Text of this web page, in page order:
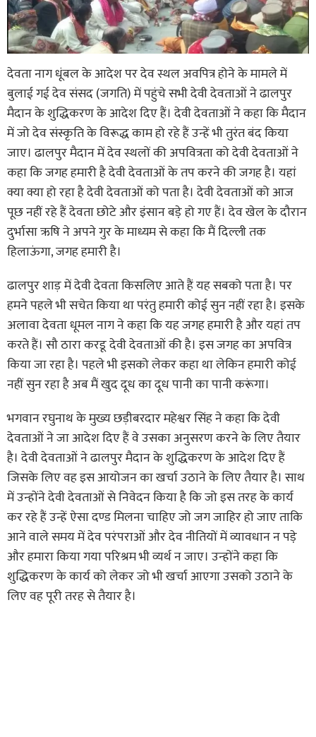
देवता नाग धूंबल के आदेश पर देव स्थल अवपित्र होने के मामले में
बुलाई गई देव संसद (जगति) में पहुंचे सभी देवी देवताओं ने ढालपुर
मैदान के शुद्धिकरण के आदेश दिए हैं। देवी देवताओं ने कहा कि मैदान
में जो देव संस्कृति के विरूद्ध काम हो रहे हैं उन्हें भी तुरंत बंद किया
जाए। ढालपुर मैदान में देव स्थलों की अपवित्रता को देवी देवताओं ने
कहा कि जगह हमारी है देवी देवताओं के तप करने की जगह है। यहां
क्या क्या हो रहा है देवी देवताओं को पता है। देवी देवताओं को आज
पूछ नहीं रहे हैं देवता छोटे और इंसान बडे़ हो गए हैं। देव खेल के दौरान
दुर्भासा ऋषि ने अपने गुर के माध्यम से कहा कि मैं दिल्ली तक
हिलाऊंगा, जगह हमारी है।
ढालपुर शाड़ में देवी देवता किसलिए आते हैं यह सबको पता है। पर
हमने पहले भी सचेत किया था परंतु हमारी कोई सुन नहीं रहा है। इसके
अलावा देवता धूमल नाग ने कहा कि यह जगह हमारी है और यहां तप
करते हैं। सौ ठारा करडू देवी देवताओं की है। इस जगह का अपवित्र
किया जा रहा है। पहले भी इसको लेकर कहा था लेकिन हमारी कोई
नहीं सुन रहा है अब मैं खुद दूध का दूध पानी का पानी करूंगा।
भगवान रघुनाथ के मुख्य छड़ीबरदार महेश्वर सिंह ने कहा कि देवी
देवताओं ने जा आदेश दिए हैं वे उसका अनुसरण करने के लिए तैयार
है। देवी देवताओं ने ढालपुर मैदान के शुद्धिकरण के आदेश दिए हैं
जिसके लिए वह इस आयोजन का खर्चा उठाने के लिए तैयार है। साथ
में उन्होंने देवी देवताओं से निवेदन किया है कि जो इस तरह के कार्य
कर रहे हैं उन्हें ऐसा दण्ड मिलना चाहिए जो जग जाहिर हो जाए ताकि
आने वाले समय में देव परंपराओं और देव नीतियों में व्यावधान न पडे़
और हमारा किया गया परिश्रम भी व्यर्थ न जाए। उन्होंने कहा कि
शुद्धिकरण के कार्य को लेकर जो भी खर्चा आएगा उसको उठाने के
लिए वह पूरी तरह से तैयार है।